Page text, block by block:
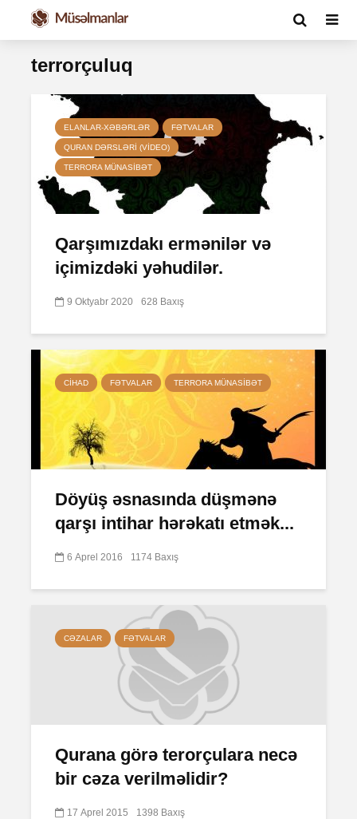
terrorçuluq
ELANLAR-XƏBƏRLƏR FƏTVALAR
QURAN DƏRSLƏRI (VIDEO)
TERRORA MÜNASIBƏT
Qarşımızdakı ermənilər və
içimizdəki yəhudilər.
9 Oktyabr 2020 628 Baxış
CIHAD FƏTVALAR TERRORA MÜNASIBƏT
Döyüş əsnasında düşmənə
qarşı intihar hərəkatı etmək...
6 Aprel 2016 1174 Baxış
CƏZALAR FƏTVALAR
Qurana görə terorçulara necə
bir cəza verilməlidir?
17 Aprel 2015 1398 Baxış